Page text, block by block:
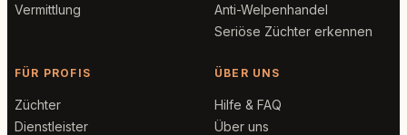
Vermittlung
Anti-Welpenhandel
Seriöse Züchter erkennen
FÜR PROFIS
Züchter
Dienstleister
ÜBER UNS
Hilfe & FAQ
Über uns